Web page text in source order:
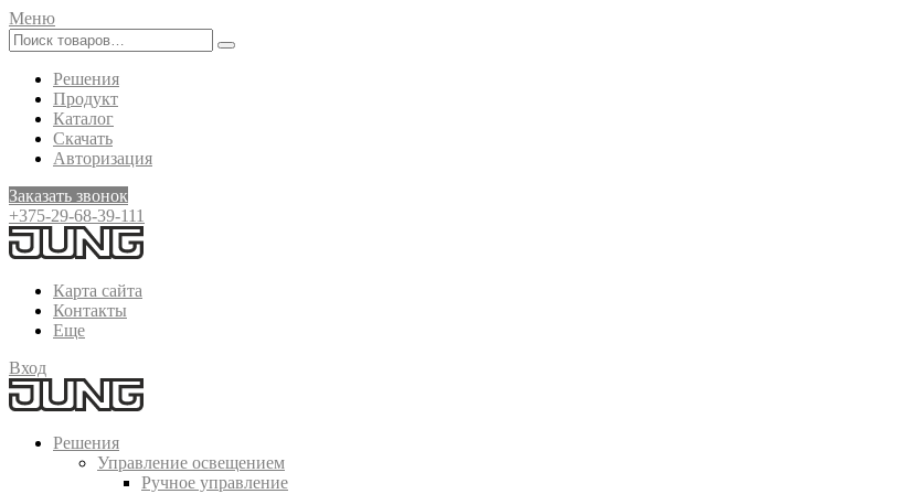
Меню
Решения
Продукт
Каталог
Скачать
Авторизация
Заказать звонок
+375-29-68-39-111
Карта сайта
Контакты
Еще
Вход
Решения
Управление освещением
Ручное управление